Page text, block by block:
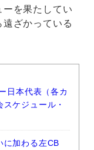
ーを果たしてい
ざかっている
日本代表（各カ
ケジュール・
に加わる左CB